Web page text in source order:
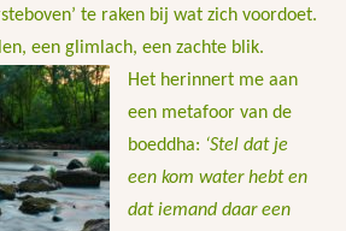
te raken bij wat zich voordoet.
een glimlach, een zachte blik.
Het herinnert me aan
een metafoor van de
boeddha: ‘Stel dat je
een kom water hebt en
dat iemand daar een